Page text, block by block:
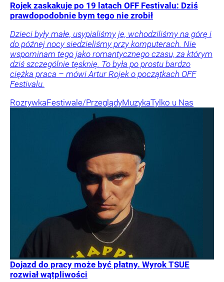
Rojek zaskakuje po 19 latach OFF Festivalu: Dziś
prawdopodobnie bym tego nie zrobił
Dzieci były małe, usypialiśmy je, wchodziliśmy na górę i
do późnej nocy siedzieliśmy przy komputerach. Nie
wspominam tego jako romantycznego czasu, za którym
dziś szczególnie tęsknię. To była po prostu bardzo
ciężka praca – mówi Artur Rojek o początkach OFF
Festivalu.
RozrywkaFestiwale/PrzeglądyMuzykaTylko u Nas
Dojazd do pracy może być płatny. Wyrok TSUE
rozwiał wątpliwości